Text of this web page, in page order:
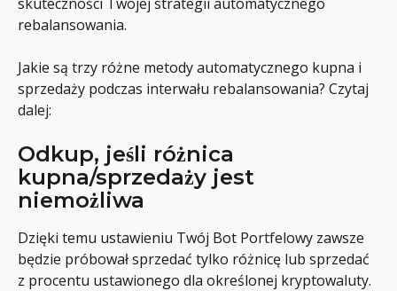
rebalansowania.
Jakie są trzy różne metody automatycznego kupna i
sprzedaży podczas interwału rebalansowania? Czytaj
dalej:
Odkup, jeśli różnica
kupna/sprzedaży jest
niemożliwa
Dzięki temu ustawieniu Twój Bot Portfelowy zawsze
będzie próbował sprzedać tylko różnicę lub sprzedać
z procentu ustawionego dla określonej kryptowaluty.